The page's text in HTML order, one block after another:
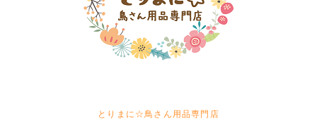
とりまに☆鳥さん用品専門店